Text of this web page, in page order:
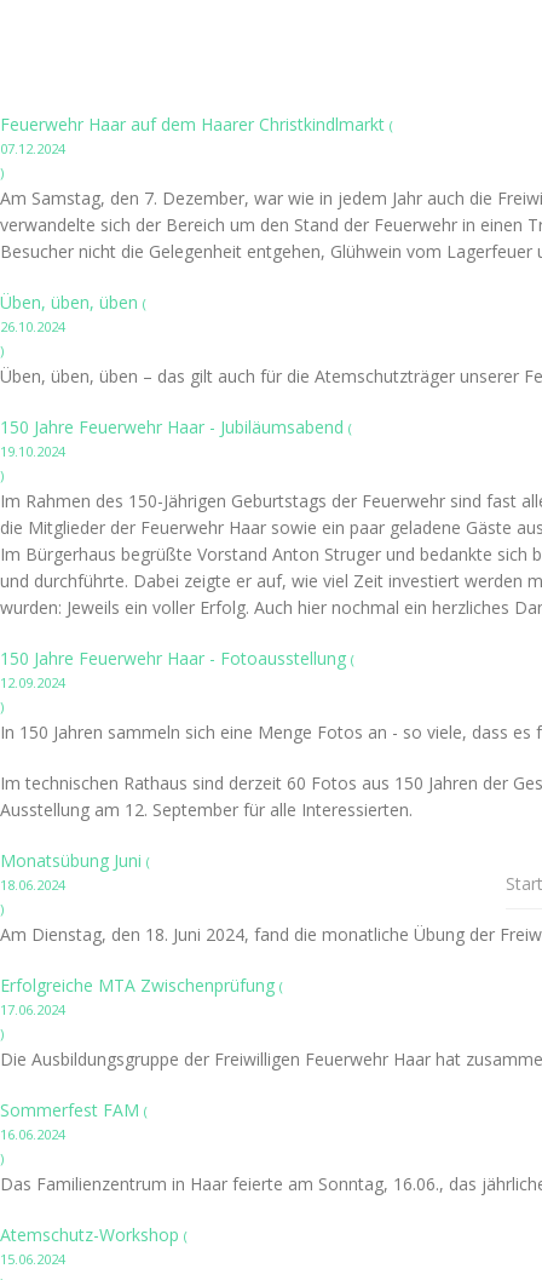
Feuerwehr Haar auf dem Haarer Christkindlmarkt (
07.12.2024
)
Am Samstag, den 7. Dezember, war wie in jedem Jahr auch die
verwandelte sich der Bereich um den Stand der Feuerwehr in einen
Besucher nicht die Gelegenheit entgehen, Glühwein vom
Üben, üben, üben (
26.10.2024
)
Üben, üben, üben – das gilt auch für die Atemschutzträger unserer
150 Jahre Feuerwehr Haar - Jubiläumsabend (
19.10.2024
)
Im Rahmen des 150-Jährigen Geburtstags der Feuerwehr sind fast
die Mitglieder der Feuerwehr Haar sowie ein paar geladene Gäste
Im Bürgerhaus begrüßte Vorstand Anton Struger und bedankte sich
und durchführte. Dabei zeigte er auf, wie viel Zeit investiert werden
wurden: Jeweils ein voller Erfolg. Auch hier nochmal ein herzliches
150 Jahre Feuerwehr Haar - Fotoausstellung (
12.09.2024
)
In 150 Jahren sammeln sich eine Menge Fotos an - so viele, dass es
Im technischen Rathaus sind derzeit 60 Fotos aus 150 Jahren der
Ausstellung am 12. September für alle Interessierten.
Monatsübung Juni (
18.06.2024
)
Am Dienstag, den 18. Juni 2024, fand die monatliche Übung der
Erfolgreiche MTA Zwischenprüfung (
17.06.2024
)
Die Ausbildungsgruppe der Freiwilligen Feuerwehr Haar hat
Sommerfest FAM (
16.06.2024
)
Das Familienzentrum in Haar feierte am Sonntag, 16.06., das
Atemschutz-Workshop (
15.06.2024